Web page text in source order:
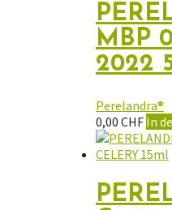
MBP
2022
Perelandra®
0,00 CHF In